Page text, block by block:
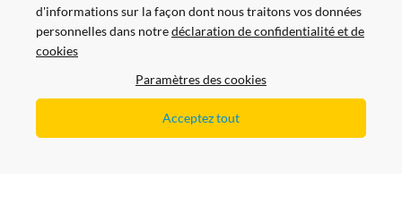
Payer en toute sécurité et facilement
d'informations sur la façon dont nous traitons vos données
personnelles dans notredéclaration de confidentialité et de
cookies
Paramètres des cookies
Acceptez tout